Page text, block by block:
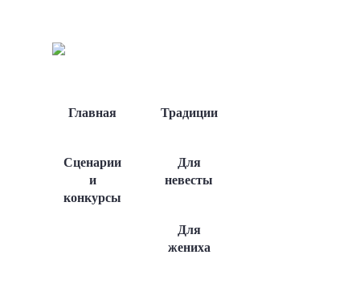
Главная Традиции
Сценарии
и
конкурсы
Для
невесты
Для
жениха